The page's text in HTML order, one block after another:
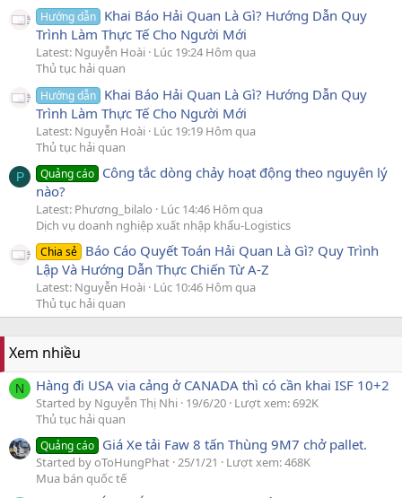
Hướng dẫn Khai Báo Hải Quan Là Gì? Hướng Dẫn Quy
Trình Làm Thực Tế Cho Người Mới
Latest: Nguyễn Hoài Lúc 19:24 Hôm qua
Thủ tục hải quan
Hướng dẫn Khai Báo Hải Quan Là Gì? Hướng Dẫn Quy
Trình Làm Thực Tế Cho Người Mới
Latest: Nguyễn Hoài Lúc 19:19 Hôm qua
Thủ tục hải quan
P Quảng cáo Công tắc dòng chảy hoạt động theo nguyên lý
nào?
Latest: Phương_bilalo
Lúc 14:46 Hôm qua
Dịch vụ doanh nghiệp xuất nhập khẩu-Logistics
Chia sẻ Báo Cáo Quyết Toán Hải Quan Là Gì? Quy Trình
Lập Và Hướng Dẫn Thực Chiến Từ A-Z
Latest: Nguyễn Hoài Lúc 10:46 Hôm qua
Thủ tục hải quan
Xem nhiều
N Hàng đi USA via cảng ở CANADA thì có cần khai ISF 10+2
Started by Nguyễn Thị Nhi 19/6/20 Lượt xem: 692K
Thủ tục hải quan
Quảng cáo Giá Xe tải Faw 8 tấn Thùng 9M7 chở pallet.
Started by oToHungPhat 25/1/21
Lượt xem: 468K
Mua bán quốc tế